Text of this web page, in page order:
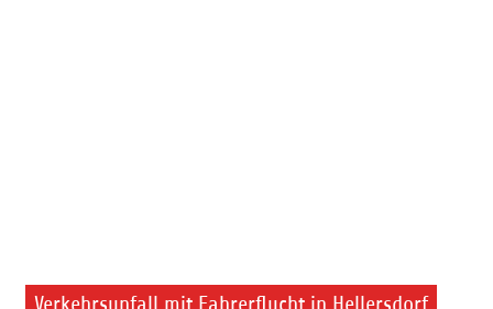
Verkehrsunfall mit Fahrerflucht in Hellersdorf